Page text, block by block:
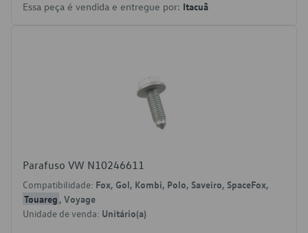
Essa peça é vendida e entregue por: Itacuã
Parafuso VW N10246611
Compatibilidade: Fox, Gol, Kombi, Polo, Saveiro, SpaceFox,
Touareg , Voyage
Unidade de venda: Unitário(a)